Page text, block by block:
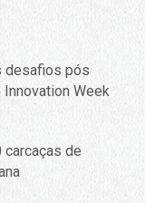
desafios pós
Innovation Week
carcaças de